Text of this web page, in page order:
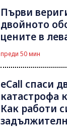
Първи
двойното
цените в
преди 50 мин
eCall спаси
катастрофа
Как работи